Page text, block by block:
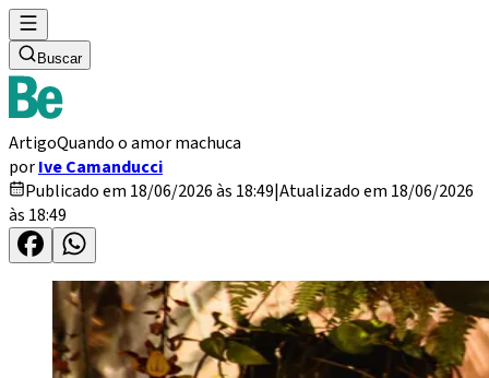
Buscar
ArtigoQuando o amor machuca
porIve Camanducci
Publicado em 18/06/2026 às 18:49|Atualizado em 18/06/2026
às 18:49